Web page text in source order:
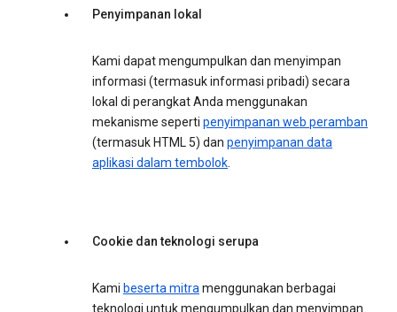
Penyimpanan lokal
Kami dapat mengumpulkan dan menyimpan
informasi (termasuk informasi pribadi) secara
lokal di perangkat Anda menggunakan
mekanisme seperti penyimpanan web peramban
(termasuk HTML 5) dan penyimpanan data
aplikasi dalam tembolok.
Cookie dan teknologi serupa
Kami beserta mitramenggunakan berbagai
teknologi untuk mengumpulkan dan menyimpan